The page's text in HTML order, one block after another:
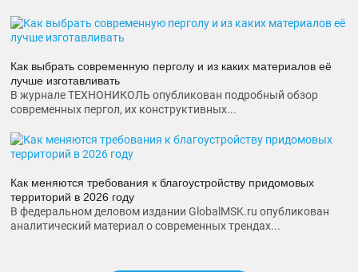
Как выбрать современную перголу и из каких материалов её
лучше изготавливать
В журнале ТЕХНОНИКОЛЬ опубликован подробный обзор
современных пергол, их конструктивных...
Как меняются требования к благоустройству придомовых
территорий в 2026 году
В федеральном деловом издании GlobalMSK.ru опубликован
аналитический материал о современных трендах...